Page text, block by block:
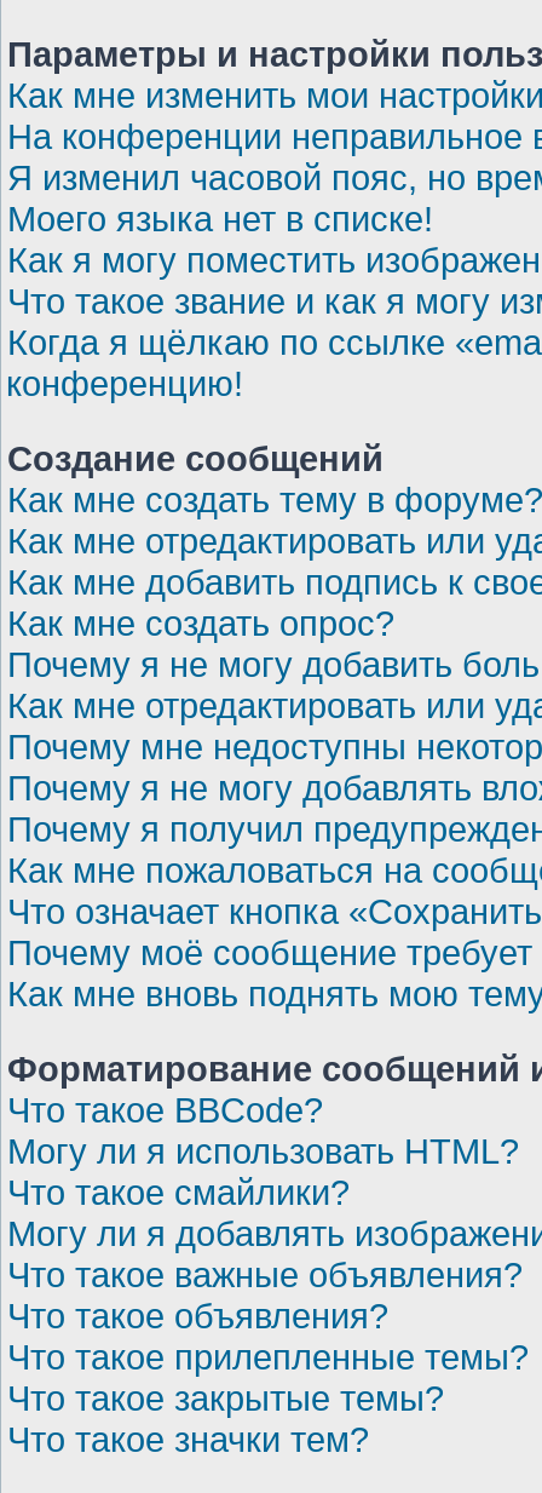
Параметры и настройки
Как мне изменить мои
На конференции неправильное
Я изменил часовой пояс, но
Моего языка нет в списке!
Как я могу поместить
Что такое звание и как я могу
Когда я щёлкаю по ссылке
конференцию!
Создание сообщений
Как мне создать тему в форуме?
Как мне отредактировать или
Как мне добавить подпись к
Как мне создать опрос?
Почему я не могу добавить
Как мне отредактировать или
Почему мне недоступны
Почему я не могу добавлять
Почему я получил
Как мне пожаловаться на
Что означает кнопка
Почему моё сообщение
Как мне вновь поднять мою
Форматирование сообщений
Что такое BBCode?
Могу ли я использовать HTML?
Что такое смайлики?
Могу ли я добавлять
Что такое важные объявления?
Что такое объявления?
Что такое прилепленные темы?
Что такое закрытые темы?
Что такое значки тем?